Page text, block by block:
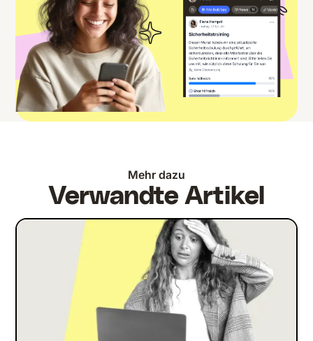
Mehr dazu
Verwandte Artikel